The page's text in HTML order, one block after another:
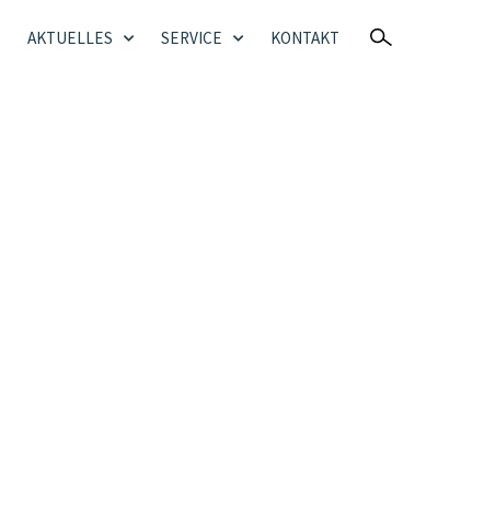
AKTUELLES SERVICE KONTAKT